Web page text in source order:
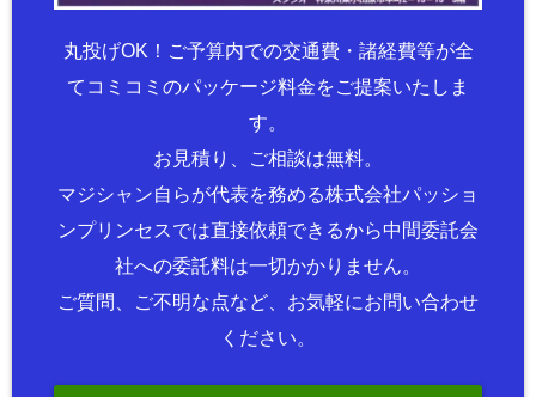
丸投げOK！ご予算内での交通費・諸経費等が全
てコミコミのパッケージ料金をご提案いたしま
す。
お見積り、ご相談は無料。
マジシャン自らが代表を務める株式会社パッショ
ンプリンセスでは直接依頼できるから中間委託会
社への委託料は一切かかりません。
ご質問、ご不明な点など、お気軽にお問い合わせ
ください。